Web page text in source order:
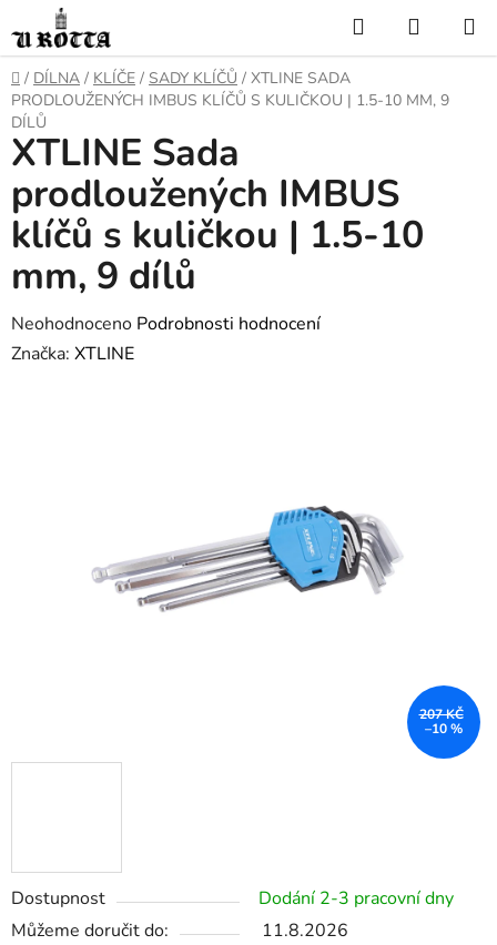
na
obsah
Hledat
KOŠÍK
DOMŮ
/ DÍLNA / KLÍČE / SADY KLÍČŮ / XTLINE SADA
PRODLOUŽENÝCH IMBUS KLÍČŮ S KULIČKOU | 1.5-10 MM, 9
DÍLŮ
Dostupnost
Dodání 2-3 pracovní dny
Můžeme doručit do:
11.8.2026
XTLINE Sada
prodloužených IMBUS
klíčů s kuličkou | 1.5-10
mm, 9 dílů
Průměrné
hodnocení
Neohodnoceno Podrobnosti hodnocení
Značka: XTLINE
207 KČ
–10 %